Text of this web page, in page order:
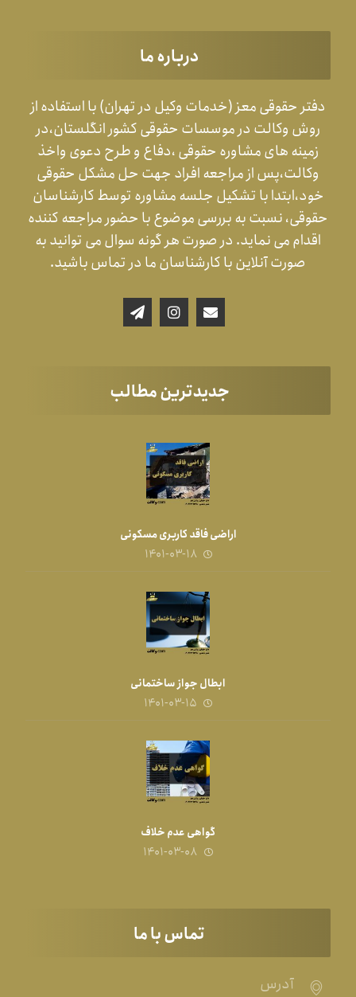
درباره ما
دفتر حقوقی معز (خدمات وکیل در تهران) با استفاده از
روش وکالت در موسسات حقوقی کشور انگلستان،در
زمینه های مشاوره حقوقی ،دفاع و طرح دعوی واخذ
وکالت،پس از مراجعه افراد جهت حل مشکل حقوقی
خود،ابتدا با تشکیل جلسه مشاوره توسط کارشناسان
حقوقی، نسبت به بررسی موضوع با حضور مراجعه کننده
اقدام می نماید. در صورت هر گونه سوال می توانید به
صورت آنلاین با کارشناسان ما در تماس باشید.
جدیدترین مطالب
اراضی فاقد کاربری مسکونی
۱۴۰۱-۰۳-۱۸
ابطال جواز ساختمانی
۱۴۰۱-۰۳-۱۵
گواهی عدم خلاف
۱۴۰۱-۰۳-۰۸
تماس با ما
آدرس